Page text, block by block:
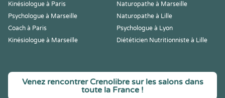
Kinésiologue à Paris
Naturopathe à Marseille
Psychologue à Marseille
Naturopathe à Lille
Coach à Paris
Psychologue à Lyon
Kinésiologue à Marseille
Diététicien Nutritionniste à Lille
Venez rencontrer Crenolibre sur les salons dans
toute la France !